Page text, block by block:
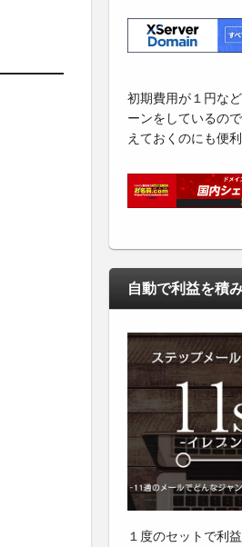
初期費用が１円な
ーンをしているの
えておくのにも便
自動で利益を積
１度のセットで利